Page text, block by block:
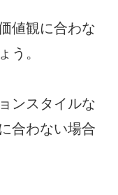
値観に合わな
う。
ンスタイルな
合わない場合